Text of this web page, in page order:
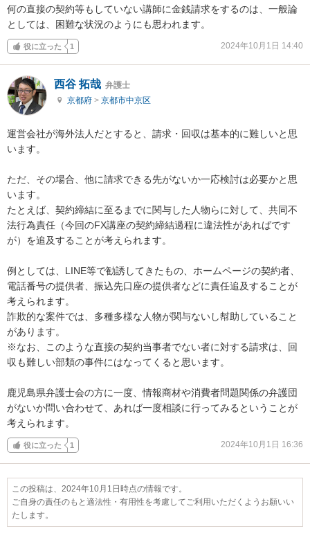
何の直接の契約等もしていない講師に金銭請求をするのは、一般論
としては、困難な状況のようにも思われます。
役に立った 1 2024年10月1日 14:40
西谷 拓哉 弁護士
京都府 > 京都市中京区
運営会社が海外法人だとすると、請求・回収は基本的に難しいと思
います。
ただ、その場合、他に請求できる先がないか一応検討は必要かと思
います。
たとえば、契約締結に至るまでに関与した人物らに対して、共同不
法行為責任（今回のFX講座の契約締結過程に違法性があればです
が）を追及することが考えられます。
例としては、LINE等で勧誘してきたもの、ホームページの契約者、
電話番号の提供者、振込先口座の提供者などに責任追及することが
考えられます。
詐欺的な案件では、多種多様な人物が関与ないし幇助していること
があります。
※なお、このような直接の契約当事者でない者に対する請求は、回
収も難しい部類の事件にはなってくると思います。
鹿児島県弁護士会の方に一度、情報商材や消費者問題関係の弁護団
がないか問い合わせて、あれば一度相談に行ってみるということが
考えられます。
役に立った 1 2024年10月1日 16:36
この投稿は、2024年10月1日時点の情報です。
ご自身の責任のもと適法性・有用性を考慮してご利用いただくようお願いい
たします。